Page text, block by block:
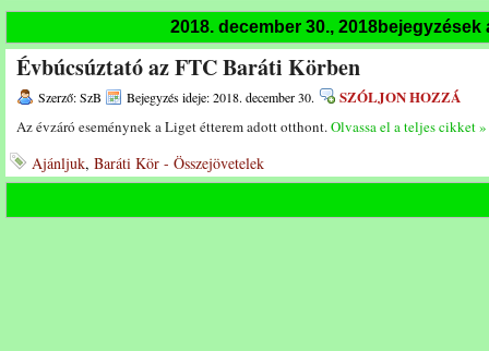
Rendkívüli közgyűlés és a 2025.
Dálnoki József 90 éves
2018. december 30., 2018bejegyzések
Évbúcsúztató az FTC Baráti Körben
Szerző: SzB Bejegyzés ideje: 2018. december 30. SZÓLJON HOZZÁ
Az évzáró eseménynek a Liget étterem adott otthont.Olvassa el a teljes cikket »
Ajánljuk, Baráti Kör - Összejövetelek